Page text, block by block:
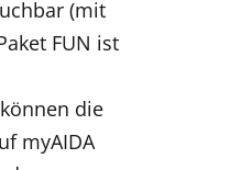
(mit
FUN ist
können die
myAIDA